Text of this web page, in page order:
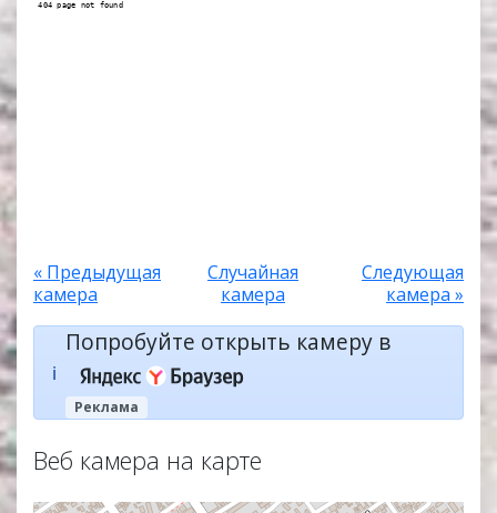
« Предыдущая
камера
Случайная
камера
Следующая
камера »
ℹ️
Попробуйте открыть камеру в
Реклама
Веб камера на карте